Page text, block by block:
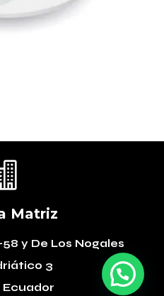
Matriz
58 y De Los Nogales
3
Ecuador